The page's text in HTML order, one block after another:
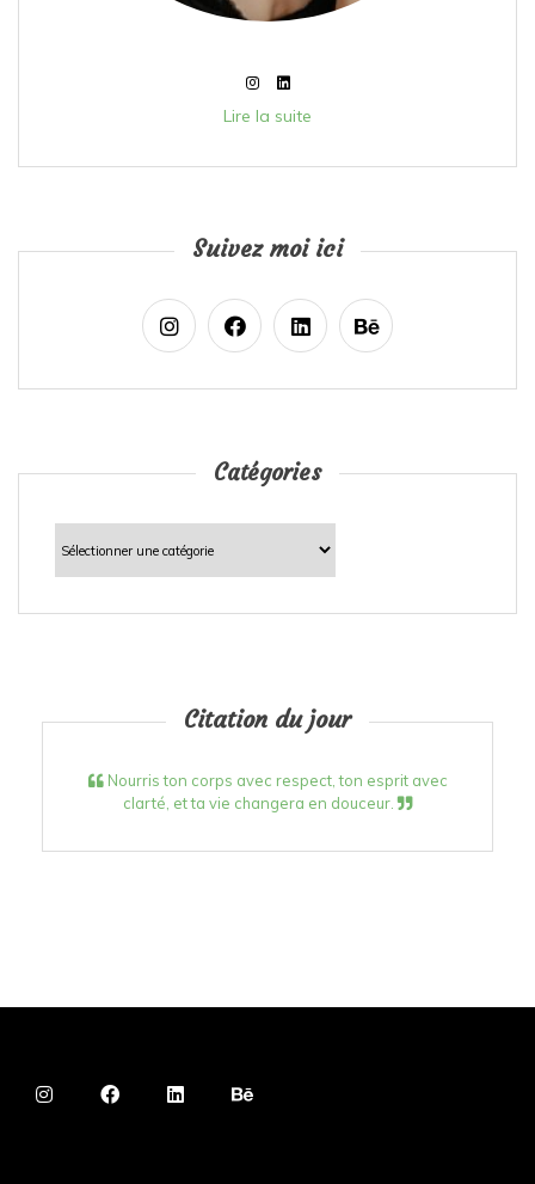
Lire la suite
Suivez moi ici
Catégories
Catégories
Citation du jour
Nourris ton corps avec respect, ton esprit avec
clarté, et ta vie changera en douceur.